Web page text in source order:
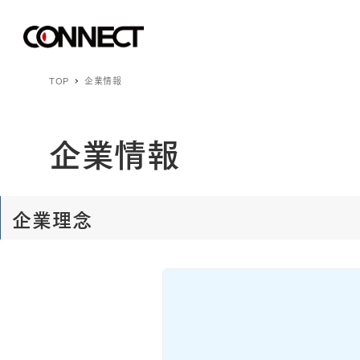
TOP 企業情報
企業情報
企業理念